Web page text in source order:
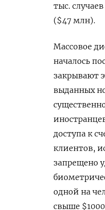
тыс.
($47 млн).
Массовое
началось
закрывают
выданных
доступа к
клиентов,
запрещено
одной на
свыше